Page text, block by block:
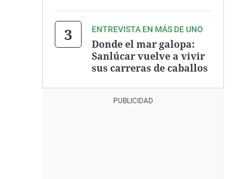
ENTREVISTA EN MÁS DE UNO
Donde el mar galopa:
Sanlúcar vuelve a vivir
sus carreras de caballos